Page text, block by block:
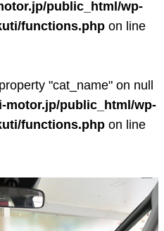
public_html/wp-
functions.php on line
"cat_name" on null
motor.jp/public_html/wp-
functions.php on line